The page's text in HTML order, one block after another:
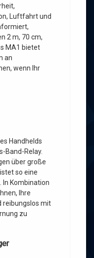
Luftfahrt und
2 m, 70 cm,
MA1 bietet
an
wenn Ihr
Handhelds
Band-Relay.
über große
so eine
In Kombination
Ihre
reibungslos mit
zu